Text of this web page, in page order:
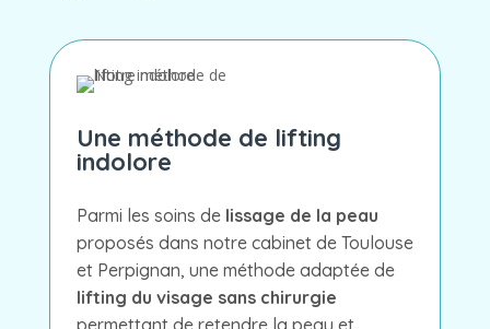
Une méthode de lifting
indolore
Parmi les soins de lissage de la peau
proposés dans notre cabinet de Toulouse
et Perpignan, une méthode adaptée de
lifting du visage sans chirurgie